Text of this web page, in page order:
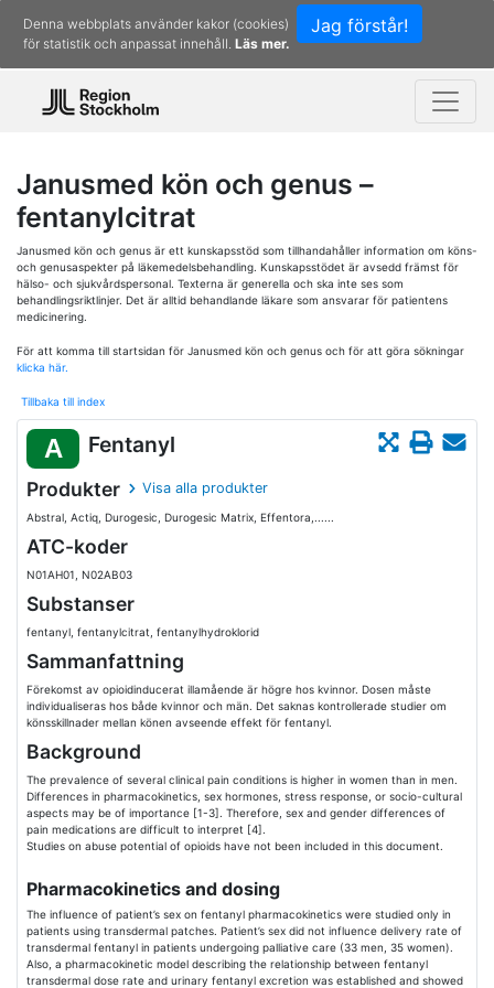
Jag förstår!
Denna webbplats använder kakor (cookies)
för statistik och anpassat innehåll. Läs mer.
Janusmed kön och genus –
fentanylcitrat
Janusmed kön och genus är ett kunskapsstöd som tillhandahåller information om köns-
och genusaspekter på läkemedelsbehandling. Kunskapsstödet är avsedd främst för
hälso- och sjukvårdspersonal. Texterna är generella och ska inte ses som
behandlingsriktlinjer. Det är alltid behandlande läkare som ansvarar för patientens
medicinering.
För att komma till startsidan för Janusmed kön och genus och för att göra sökningar
klicka här.
Tillbaka till index
A Fentanyl
Produkter Visa alla produkter
Abstral, Actiq, Durogesic, Durogesic Matrix, Effentora,......
ATC-koder
N01AH01, N02AB03
Substanser
fentanyl, fentanylcitrat, fentanylhydroklorid
Sammanfattning
Förekomst av opioidinducerat illamående är högre hos kvinnor. Dosen måste
individualiseras hos både kvinnor och män. Det saknas kontrollerade studier om
könsskillnader mellan könen avseende effekt för fentanyl.
Background
The prevalence of several clinical pain conditions is higher in women than in men.
Differences in pharmacokinetics, sex hormones, stress response, or socio-cultural
aspects may be of importance [1-3]. Therefore, sex and gender differences of
pain medications are difficult to interpret [4].
Studies on abuse potential of opioids have not been included in this document.
Pharmacokinetics and dosing
The influence of patient’s sex on fentanyl pharmacokinetics were studied only in
patients using transdermal patches. Patient’s sex did not influence delivery rate of
transdermal fentanyl in patients undergoing palliative care (33 men, 35 women).
Also, a pharmacokinetic model describing the relationship between fentanyl
transdermal dose rate and urinary fentanyl excretion was established and showed